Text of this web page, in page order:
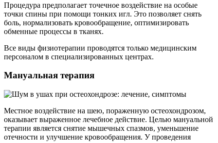
Процедура предполагает точечное воздействие на особые
точки спины при помощи тонких игл. Это позволяет снять
боль, нормализовать кровообращение, оптимизировать
обменные процессы в тканях.
Все виды физиотерапии проводятся только медицинским
персоналом в специализированных центрах.
Мануальная терапия
Местное воздействие на шею, пораженную остеохондрозом,
оказывает выраженное лечебное действие. Целью мануальной
терапии является снятие мышечных спазмов, уменьшение
отечности и улучшение кровообращения. У проведения